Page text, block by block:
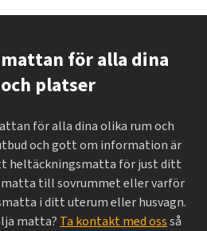
för alla dina
platser
för alla dina olika rum och
och gott om information är
heltäckningsmatta för just ditt
matta till sovrummet eller varför
i ditt uterum eller husvagn.
matta? Ta kontakt med ossså